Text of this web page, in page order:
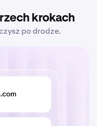
krypto w
19 min
krokach
po drodze.